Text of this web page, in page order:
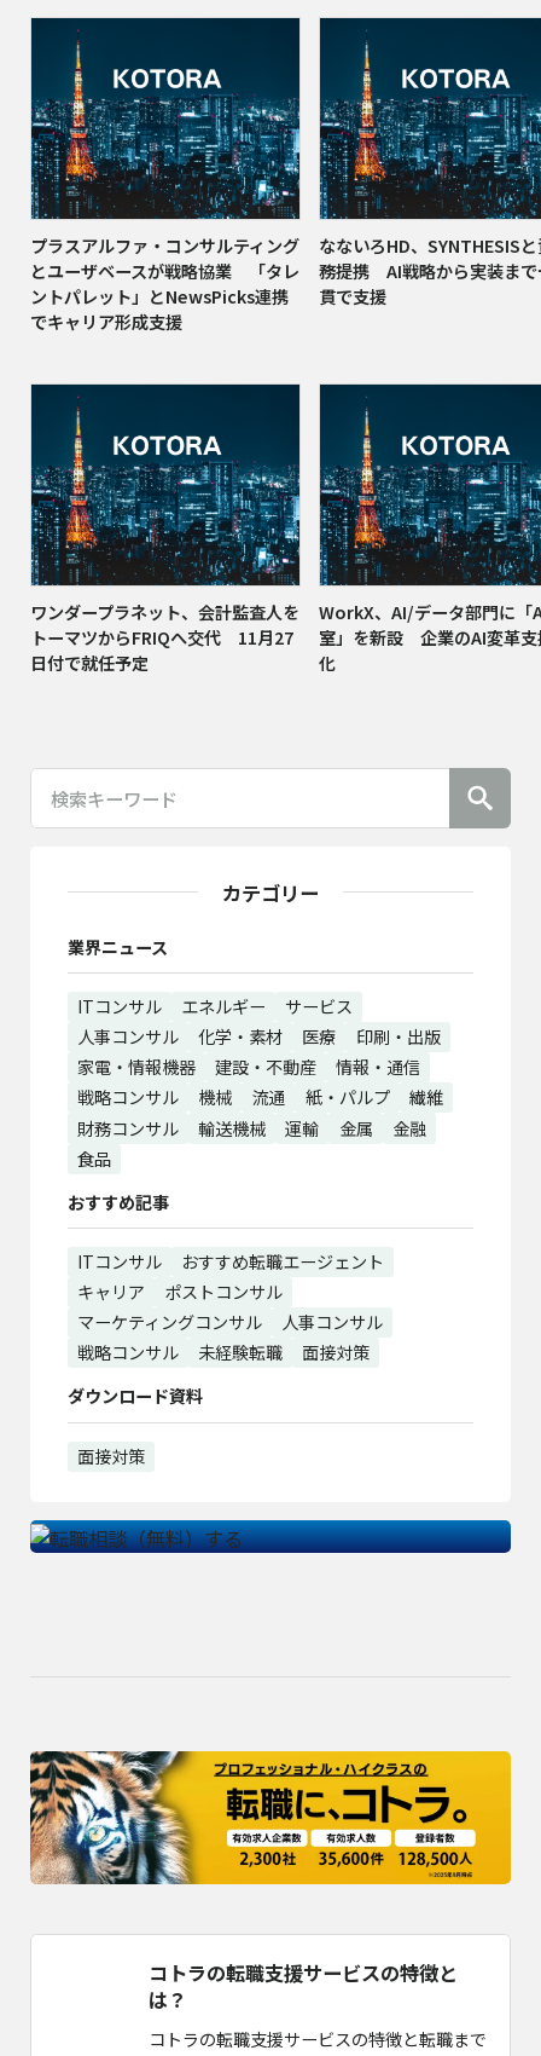
カテゴリー
業界ニュース
ITコンサル エネルギー
サービス
人事コンサル
化学・素材 医療
印刷・出版
家電・情報機器
建設・不動産
情報・通信
戦略コンサル
機械 流通 紙・パルプ
繊維
財務コンサル
輸送機械 運輸 金属
金融
食品
おすすめ記事
ITコンサル
おすすめ転職エージェント
キャリア
ポストコンサル
マーケティングコンサル
人事コンサル
戦略コンサル
未経験転職
面接対策
ダウンロード資料
面接対策
プラスアルファ・コンサルティング
とユーザベースが戦略協業 「タレ
ントパレット」とNewsPicks連携
でキャリア形成支援
なないろHD、SYNTHESIS
務提携 AI戦略から実装まで
貫で支援
ワンダープラネット、会計監査人を
トーマツからFRIQへ交代 11月27
日付で就任予定
WorkX、AI/データ部門に「
室」を新設 企業のAI変革支
化
コトラの転職支援サービスの特徴と
は？
コトラの転職支援サービスの特徴と転職まで